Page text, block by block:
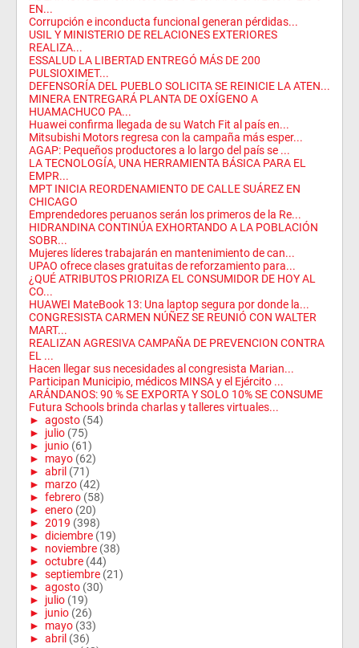
EN...
Corrupción e inconducta funcional generan pérdidas...
USIL Y MINISTERIO DE RELACIONES EXTERIORES
REALIZA...
ESSALUD LA LIBERTAD ENTREGÓ MÁS DE 200
PULSIOXIMET...
DEFENSORÍA DEL PUEBLO SOLICITA SE REINICIE LA ATEN...
MINERA ENTREGARÁ PLANTA DE OXÍGENO A
HUAMACHUCO PA...
Huawei confirma llegada de su Watch Fit al país en...
Mitsubishi Motors regresa con la campaña más esper...
AGAP: Pequeños productores a lo largo del país se ...
LA TECNOLOGÍA, UNA HERRAMIENTA BÁSICA PARA EL
EMPR...
MPT INICIA REORDENAMIENTO DE CALLE SUÁREZ EN
CHICAGO
Emprendedores peruanos serán los primeros de la Re...
HIDRANDINA CONTINÚA EXHORTANDO A LA POBLACIÓN
SOBR...
Mujeres líderes trabajarán en mantenimiento de can...
UPAO ofrece clases gratuitas de reforzamiento para...
¿QUÉ ATRIBUTOS PRIORIZA EL CONSUMIDOR DE HOY AL
CO...
HUAWEI MateBook 13: Una laptop segura por donde la...
CONGRESISTA CARMEN NÚÑEZ SE REUNIÓ CON WALTER
MART...
REALIZAN AGRESIVA CAMPAÑA DE PREVENCION CONTRA
EL ...
Hacen llegar sus necesidades al congresista Marian...
Participan Municipio, médicos MINSA y el Ejército ...
ARÁNDANOS: 90 % SE EXPORTA Y SOLO 10% SE CONSUME
Futura Schools brinda charlas y talleres virtuales...
► agosto (54)
► julio (75)
► junio (61)
► mayo (62)
► abril (71)
► marzo (42)
► febrero (58)
► enero (20)
► 2019 (398)
► diciembre (19)
► noviembre (38)
► octubre (44)
► septiembre (21)
► agosto (30)
► julio (19)
► junio (26)
► mayo (33)
► abril (36)